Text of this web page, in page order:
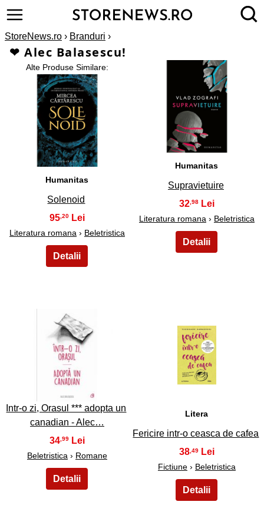
StoreNews.ro › Branduri ›
❤ Alec Balasescu!
Alte Produse Similare:
1
Humanitas
Solenoid
95,20
Literatura romana › Beletristica
2
Humanitas
Supravietuire
32,98
Literatura romana › Beletristica
3
Intr-o zi, Orasul *** adopta un
canadian - Alec…
34,99
Beletristica › Romane
4
Litera
Fericire intr-o ceasca de cafea
38 ,49
Fictiune› Beletristica